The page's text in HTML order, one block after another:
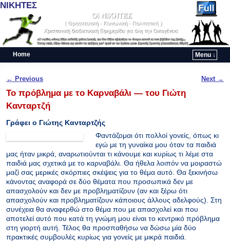
ΝΙΚΗΤΕΣ
Home
Menu ↓
Post navigation
← Previous Next →
Το πρόβλημα με το Καρναβάλι — του Γιώτη
Κανταρτζή
Γράφει ο Γιώτης Κανταρτζής
Φαντάζομαι ότι πολλοί γονείς, όπως κι
εγώ με τη γυναίκα μου όταν τα παιδιά
μας ήταν μικρά, αναρωτιούνται τι κάνουμε και κυρίως τι λέμε στα
παιδιά μας σχετικά με το καρναβάλι. Θα ήθελα λοιπόν να μοιραστώ
μαζί σας μερικές σκόρπιες σκέψεις για το θέμα αυτό. Θα ξεκινήσω
κάνοντας αναφορά σε δύο θέματα που προσωπικά δεν με
απασχολούν και δεν με προβληματίζουν (αν και ξέρω ότι
απασχολούν και προβληματίζουν κάποιους άλλους αδελφούς). Στη
συνέχεια θα αναφερθώ στο θέμα που με απασχολεί και που
αποτελεί αυτό που κατά τη γνώμη μου είναι το κεντρικό πρόβλημα
στη γιορτή αυτή. Τέλος θα προσπαθήσω να δώσω μία δύο
πρακτικές συμβουλές κυρίως για γονείς με μικρά παιδιά.